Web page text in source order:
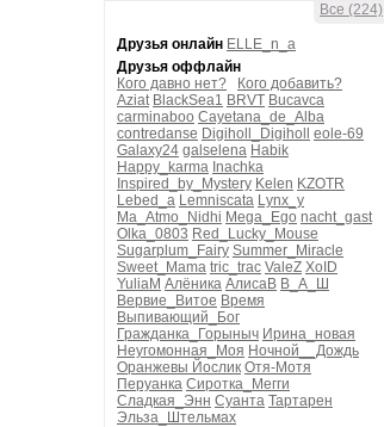
Все (224)
Друзья онлайн ELLE_n_a
Друзья оффлайн
Кого давно нет?
Кого добавить?
Aziat BlackSea1 BRVT Bucavca
carminaboo Cayetana_de_Alba
contredanse Digiholl_Digiholl
eole-69
Galaxy24 galselena Habik
Happy_karma Inachka
Inspired_by_Mystery Kelen KZOTR
Lebed_a Lemniscata Lynx_y
Ma_Atmo_Nidhi Mega_Ego nacht_gast
Olka_0803 Red_Lucky_Mouse
Sugarplum_Fairy Summer_Miracle
Sweet_Mama tric_trac ValeZ XoID
YuliaM Алёника АлисаВ В_А_Ш
Вервие_Витое Время
Выпивающий_Бог
Гражданка_Горыныч Ирина_новая
Неугомонная_Моя Ночной__Дождь
Оранжевы Йослик Отя-Мотя
Перуанка Сиротка_Мегги
Сладкая_Энн Суанта Тартарен
Эльза_Штельмах